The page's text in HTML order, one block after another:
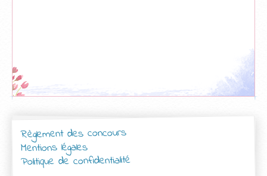
Règlement des concours
Mentions légales
Politique de confidentialité